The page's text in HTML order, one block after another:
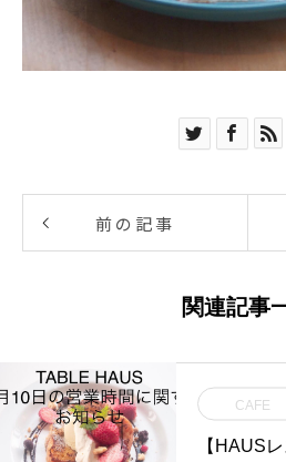
前の記事
関連記事
CAFE
【HAUS